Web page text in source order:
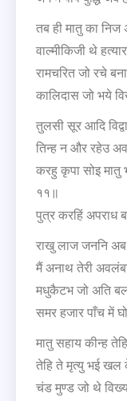
तब ही मातु का निज
वाल्मीकिजी थे
रामचरित जो रचे
कालिदास जो भये
तुलसी सूर आदि
तिन्ह न और रहेउ
करहु कृपा सोइ मातु
११॥
पुत्र करहिं अपराध
राखु लाज जननि अब
मैं अनाथ तेरी
मधुकैटभ जो अति
समर हजार पाँच में
मातु सहाय कीन्ह
तेहि ते मृत्यु भई खल
चंड मुण्ड जो थे